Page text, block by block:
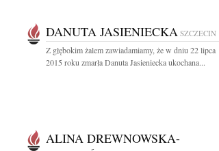
DANUTA JASIENIECKA SZCZECIN
Z głębokim żalem zawiadamiamy, że w dniu 22 lipca
2015 roku zmarła Danuta Jasieniecka ukochana...
ALINA DREWNOWSKA-